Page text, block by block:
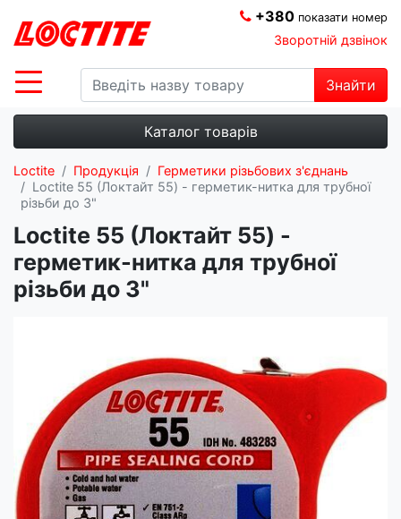
Знайти
+380 показати номер
Зворотній дзвінок
Каталог товарів
Loctite Продукція
Герметики різьбових з'єднань
Loctite 55 (Локтайт 55) - герметик-нитка для трубної
різьби до 3"
Loctite 55 (Локтайт 55) -
герметик-нитка для трубної
різьби до 3"